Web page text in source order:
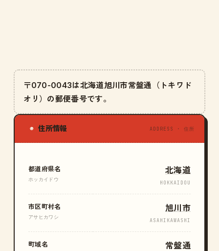
〒070-0043は北海道旭川市常盤通（トキワド
オリ）の郵便番号です。
◉ 住所情報 ADDRESS · 住所
都道府県名
ホッカイドウ
北海道
HOKKAIDOU
市区町村名
アサヒカワシ
旭川市
ASAHIKAWASHI
町域名 常盤通